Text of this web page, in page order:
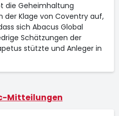
die Geheimhaltung
der Klage von Coventry auf,
sich Abacus Global
Schätzungen der
stützte und Anleger in
Mitteilungen